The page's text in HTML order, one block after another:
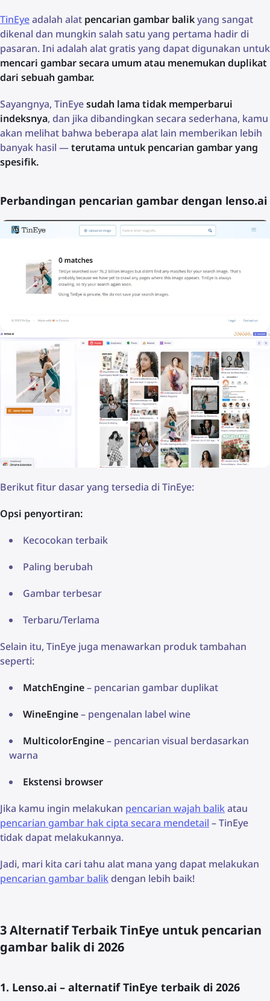
TinEyeadalah alat pencarian gambar balikyang sangat
dikenal dan mungkin salah satu yang pertama hadir di
pasaran. Ini adalah alat gratis yang dapat digunakan untuk
mencari gambar secara umum atau menemukan duplikat
dari sebuah gambar.
Sayangnya, TinEyesudah lama tidak memperbarui
indeksnya, dan jika dibandingkan secara sederhana, kamu
akan melihat bahwa beberapa alat lain memberikan lebih
banyak hasil —terutama untuk pencarian gambar yang
spesifik.
Perbandingan pencarian gambar dengan lenso.ai
Berikut fitur dasar yang tersedia di TinEye:
Opsi penyortiran:
Kecocokan terbaik
Paling berubah
Gambar terbesar
Terbaru/Terlama
Selain itu, TinEye juga menawarkan produk tambahan
seperti:
MatchEngine– pencarian gambar duplikat
WineEngine– pengenalan label wine
MulticolorEngine– pencarian visual berdasarkan
warna
Ekstensi browser
Jika kamu ingin melakukan pencarian wajah balikatau
pencarian gambar hak cipta secara mendetail – TinEye
tidak dapat melakukannya.
Jadi, mari kita cari tahu alat mana yang dapat melakukan
pencarian gambar balikdengan lebih baik!
3 Alternatif Terbaik TinEye untuk pencarian
gambar balik di 2026
1. Lenso.ai – alternatif TinEye terbaik di 2026